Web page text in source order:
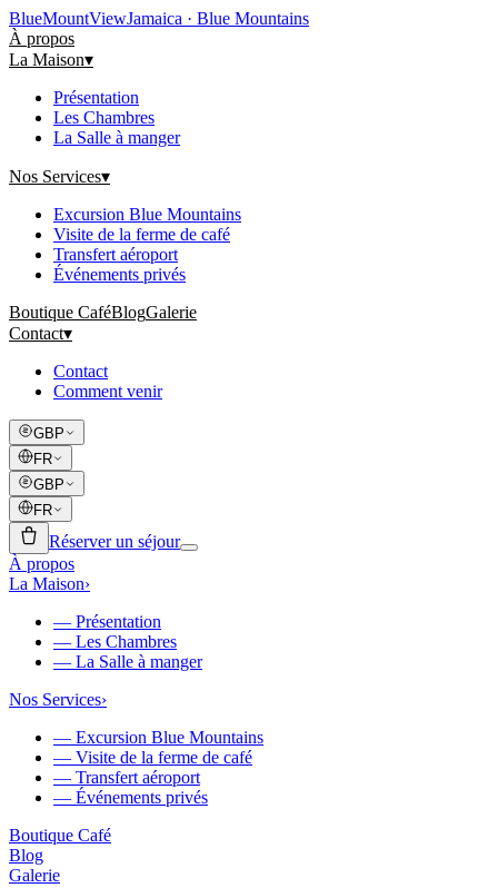
BlueMountViewJamaica · Blue Mountains
À propos
La Maison▾
Présentation
Les Chambres
La Salle à manger
Nos Services▾
Excursion Blue Mountains
Visite de la ferme de café
Transfert aéroport
Événements privés
Boutique CaféBlogGalerie
Contact▾
Contact
Comment venir
GBP
FR
GBP
FR
Réserver un séjour
À propos
La Maison›
— Présentation
— Les Chambres
— La Salle à manger
Nos Services›
— Excursion Blue Mountains
— Visite de la ferme de café
— Transfert aéroport
— Événements privés
Boutique Café
Blog
Galerie